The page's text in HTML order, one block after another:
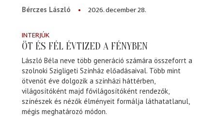
Bérczes László
2026. december 28.
INTERJÚK
ÖT ÉS FÉL ÉVTIZED A FÉNYBEN
László Béla neve több generáció számára összeforrt a
szolnoki Szigligeti Színház előadásaival. Több mint
ötvenöt éve dolgozik a színházi háttérben,
világosítóként majd fővilágosítóként rendezők,
színészek és nézők élményeit formálja láthatatlanul,
mégis meghatározó módon.